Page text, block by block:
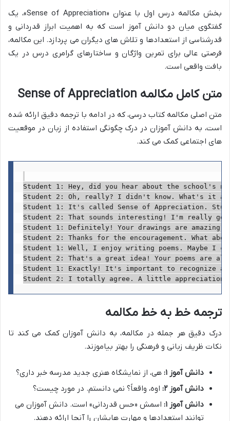
بخش مکالمه درس اول با عنوان «Sense of Appreciation»، یک
گفتگوی میان دو دانش آموز است که به اهمیت ابراز قدردانی و
قدرشناسی از استعدادها و تلاش های دیگران می پردازد. این مکالمه،
فرصتی عالی برای تمرین واژگان و ساختارهای گرامری درس در یک
بافت واقعی است.
متن کامل مکالمه Sense of Appreciation
متن اصلی مکالمه کتاب درسی، که در ادامه با ترجمه دقیق ارائه شده
است، به دانش آموزان در درک چگونگی استفاده از زبان در موقعیت
های اجتماعی کمک می کند.
Student 1: Hey, did you hear about the school's
Student 2: Oh, really? I didn't know. What's it
Student 1: It's called Sense of Appreciation.
Student 2: That sounds interesting! I'm really
Student 1: Definitely! Your drawings are amazing.
Student 2: Thanks for the encouragement. What
Student 1: Well, I enjoy writing poems. Maybe I
Student 2: That's a great idea! Your poems are
Student 1: Exactly! It's important to recognize
ترجمه خط به خط مکالمه
درک دقیق هر جمله در مکالمه، به دانش آموزان کمک می کند تا
نکات ظریف زبانی و فرهنگی را بهتر بیاموزند.
دانش آموز ۱:
هی، از نمایشگاه هنری جدید مدرسه خبر داری؟
دانش آموز ۲:
اوه، واقعاً؟ نمی دانستم. در مورد چیست؟
دانش آموز ۱:
اسمش «حس قدردانی» است. دانش آموزان می
توانند استعدادها و مهارت هایشان را آنجا ارائه دهند.